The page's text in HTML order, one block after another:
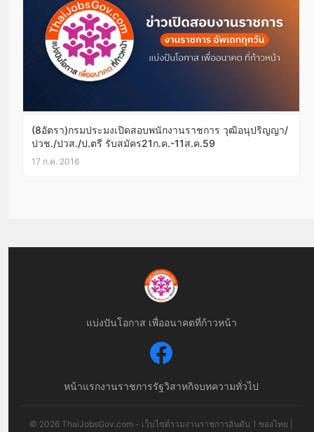
(8อัตรา)กรมประมงเปิดสอบพนักงานราชการ วุฒิอนุปริญญา/
ปวช./ปวส./ป.ตรี รับสมัคร21ก.ค.-11ส.ค.59
17 ก.ค. 2016
แบ่งปันโอกาส เพื่ออนาคตที่ก้าวหน้า
หน้าแรกงานราชการรัฐวิสาหกิจบทความทั่วไป
© 2026 ThaiJobsGov.com - เว็บไซต์รวมงานราชการอันดับ 1 ของไทย |